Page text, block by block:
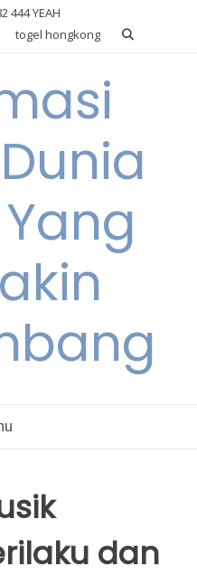
444 YEAH
togel hongkong
dan